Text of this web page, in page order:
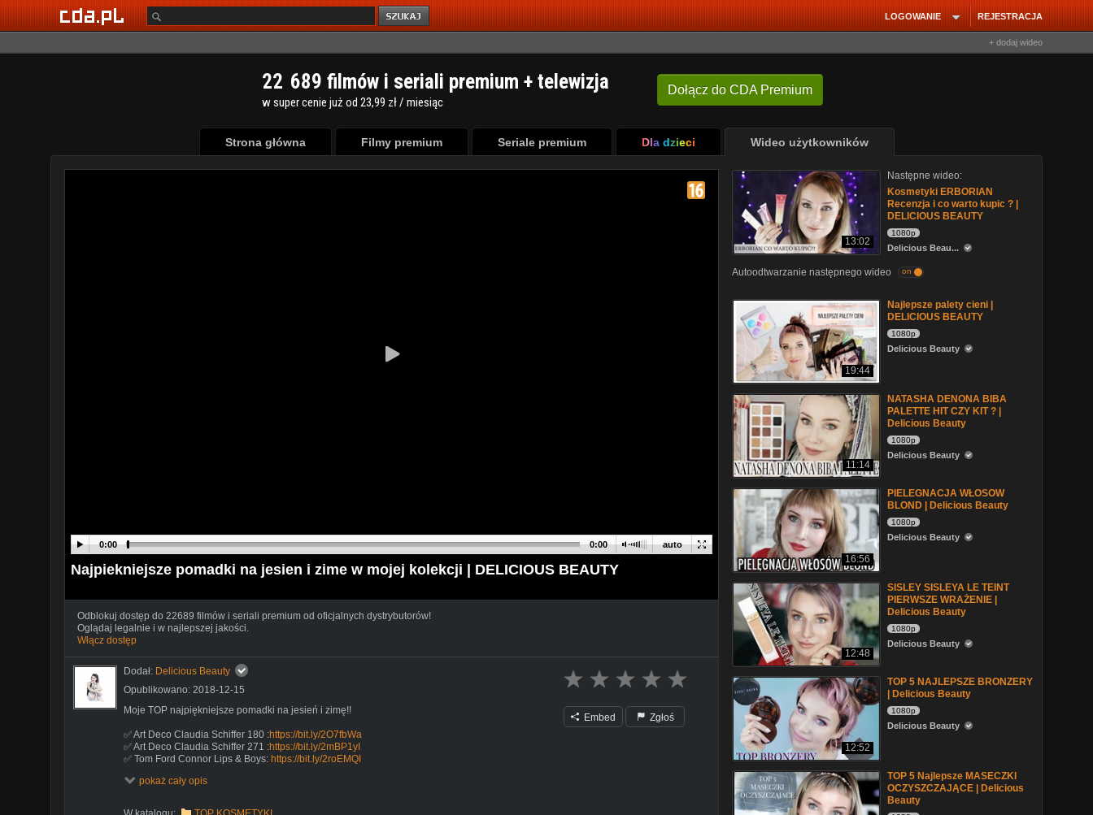
REJESTRACJA
LOGOWANIE
+ dodaj wideo
Dołącz do CDA Premium
22 689 filmów i seriali premium + telewizja
w super cenie już od 23,99 zł / miesiąc
Strona główna Filmy premium Seriale premium Dla dzieci Wideo użytkowników
auto
0:00 0:00
Najpiekniejsze pomadki na jesien i zime w mojej kolekcji | DELICIOUS BEAUTY
Odblokuj dostęp do 22689 filmów i seriali premium od oficjalnych dystrybutorów!
Oglądaj legalnie i w najlepszej jakości.
Włącz dostęp
Dodał: Delicious Beauty
Opublikowano: 2018-12-15
Moje TOP najpiękniejsze pomadki na jesień i zimę!!
✅ Art Deco Claudia Schiffer 180 :https://bit.ly/2O7fbWa
✅ Art Deco Claudia Schiffer 271 :https://bit.ly/2mBP1yI
✅ Tom Ford Connor Lips & Boys: https://bit.ly/2roEMQI
✅ MAC Chili:https://bit.ly/2QBdl47
✅ Fenty Stunna Lip Paint Uncuffed :
pokaż cały opis
Embed Zgłoś
13:02
Następne wideo:
Kosmetyki ERBORIAN
Recenzja i co warto kupic ? |
DELICIOUS BEAUTY
1080p
Delicious Beau...
Autoodtwarzanie następnego wideo on
19:44
Najlepsze palety cieni |
DELICIOUS BEAUTY
1080p
Delicious Beauty
11:14
NATASHA DENONA BIBA
PALETTE HIT CZY KIT ? |
Delicious Beauty
1080p
Delicious Beauty
16:56
PIELEGNACJA WŁOSOW
BLOND | Delicious Beauty
1080p
Delicious Beauty
12:48
SISLEY SISLEYA LE TEINT
PIERWSZE WRAŻENIE |
Delicious Beauty
1080p
Delicious Beauty
12:52
TOP 5 NAJLEPSZE BRONZERY
| Delicious Beauty
1080p
Delicious Beauty
TOP 5 Najlepsze MASECZKI
OCZYSZCZAJĄCE | Delicious
Beauty